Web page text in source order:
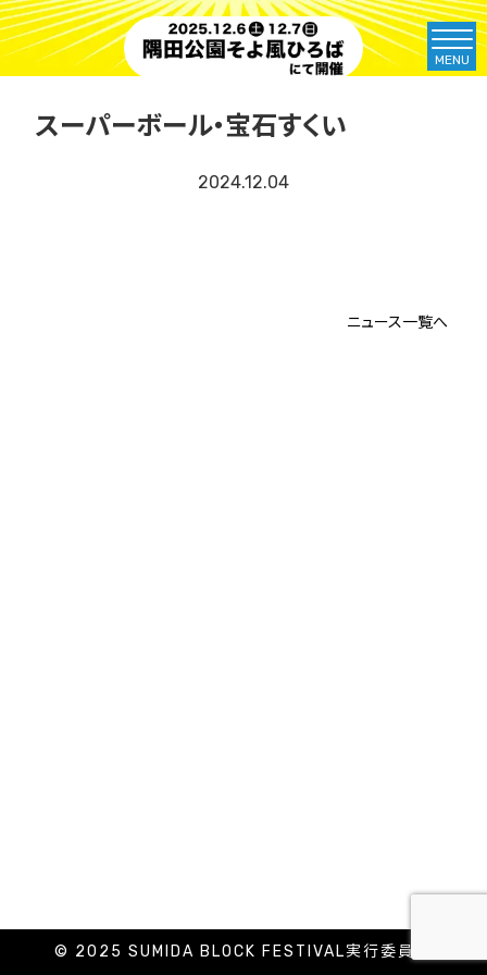
MENU
スーパーボール・宝石すくい
2024.12.04
ニュース一覧へ
© 2025 SUMIDA BLOCK FESTIVAL実行委員会